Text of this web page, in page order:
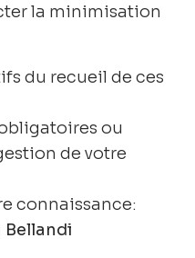
la minimisation
du recueil de ces
ou
de votre
connaissance:
Bellandi